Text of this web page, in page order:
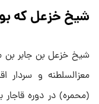
شیخ خزعل که
معزالسلطنه و سردار